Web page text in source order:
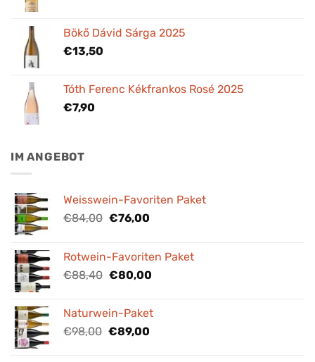
Bökő Dávid Sárga 2025
€13,50
Tóth Ferenc Kékfrankos Rosé 2025
€7,90
IM ANGEBOT
Weisswein-Favoriten Paket
€84,00 Ursprünglicher
€84,00
€76,00Aktueller
€76,00.
Rotwein-Favoriten Paket
€88,40 Ursprünglicher
€88,40
€80,00Aktueller
€80,00.
Naturwein-Paket
€98,00 Ursprünglicher
€89,00Aktueller